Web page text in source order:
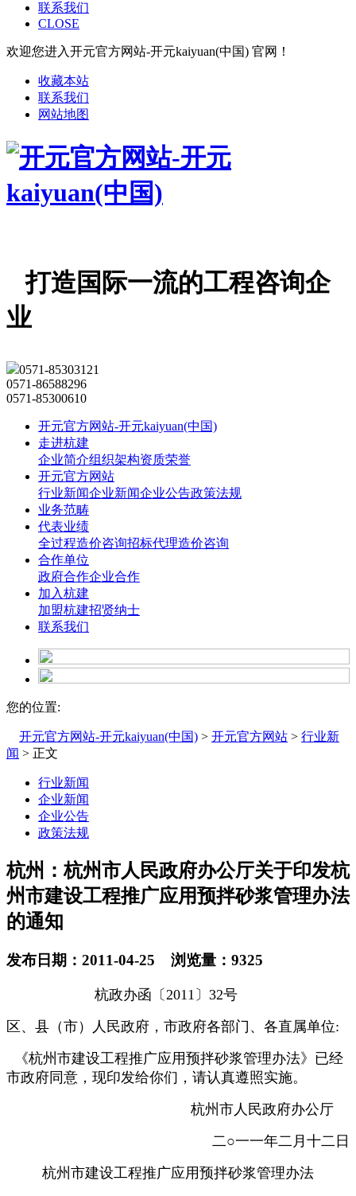
联系我们
CLOSE
欢迎您进入开元官方网站-开元kaiyuan(中国) 官网！
收藏本站
联系我们
网站地图
打造国际一流的工程咨询企
业
0571-85303121
0571-86588296
0571-85300610
开元官方网站-开元kaiyuan(中国)
走进杭建
企业简介组织架构资质荣誉
开元官方网站
行业新闻企业新闻企业公告政策法规
业务范畴
代表业绩
全过程造价咨询招标代理造价咨询
合作单位
政府合作企业合作
加入杭建
加盟杭建招贤纳士
联系我们
您的位置:
开元官方网站-开元kaiyuan(中国) > 开元官方网站 > 行业新
闻 > 正文
行业新闻
企业新闻
企业公告
政策法规
杭州：杭州市人民政府办公厅关于印发杭
州市建设工程推广应用预拌砂浆管理办法
的通知
发布日期：2011-04-25 浏览量：9325
杭政办函〔2011〕32号
区、县（市）人民政府，市政府各部门、各直属单位:
《杭州市建设工程推广应用预拌砂浆管理办法》已经
市政府同意，现印发给你们，请认真遵照实施。
杭州市人民政府办公厅
二○一一年二月十二日
杭州市建设工程推广应用预拌砂浆管理办法